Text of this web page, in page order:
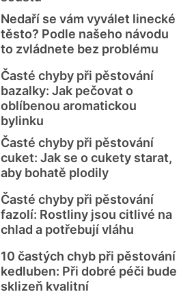
Nedaří se vám vyválet linecké
těsto? Podle našeho návodu
to zvládnete bez problému
Časté chyby při pěstování
bazalky: Jak pečovat o
oblíbenou aromatickou
bylinku
Časté chyby při pěstování
cuket: Jak se o cukety starat,
aby bohatě plodily
Časté chyby při pěstování
fazolí: Rostliny jsou citlivé na
chlad a potřebují vláhu
10 častých chyb při pěstování
kedluben: Při dobré péči bude
sklizeň kvalitní